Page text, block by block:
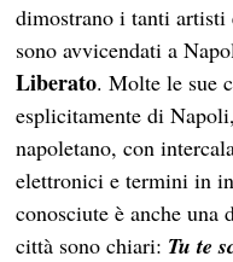
dimostrano i tanti
sono avvicendati a
Liberato. Molte le sue
esplicitamente di
napoletano, con
elettronici e termini in
conosciute è anche
città sono chiari: Tu te